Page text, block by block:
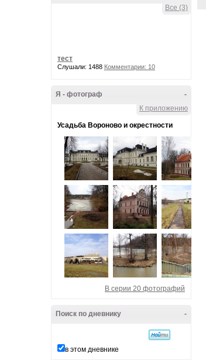
Все (3)
тест
Слушали: 1488 Комментарии: 10
-
Я - фотограф
К приложению
Усадьба Вороново и окрестности
В серии 20 фотографий
-
Поиск по дневнику
в этом дневнике